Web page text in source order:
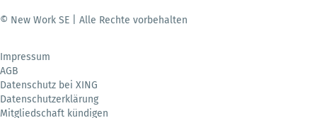
© New Work SE | Alle Rechte vorbehalten
Impressum
AGB
Datenschutz bei XING
Datenschutzerklärung
Mitgliedschaft kündigen